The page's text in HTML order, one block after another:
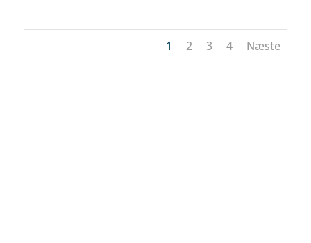
1 2 3 4 Næste